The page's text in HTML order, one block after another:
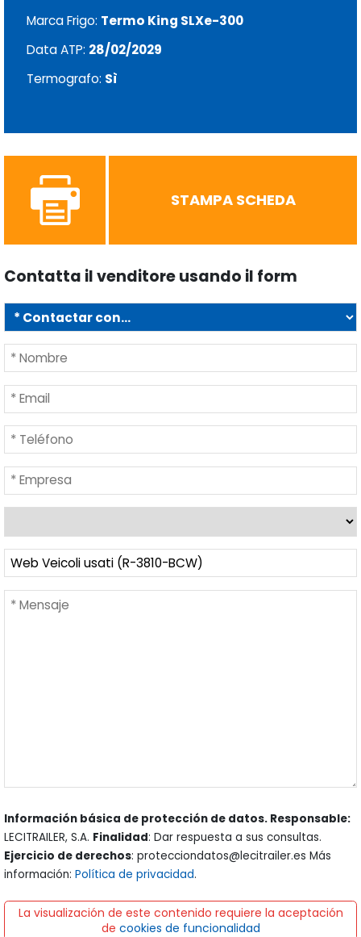
Marca Frigo: Termo King SLXe-300
Data ATP: 28/02/2029
Termografo: Sì
STAMPA SCHEDA
Contatta il venditore usando il form
Información básica de protección de datos. Responsable:
LECITRAILER, S.A. Finalidad: Dar respuesta a sus consultas.
Ejercicio de derechos: protecciondatos@lecitrailer.es Más
información: Política de privacidad.
La visualización de este contenido requiere la aceptación
de cookies de funcionalidad